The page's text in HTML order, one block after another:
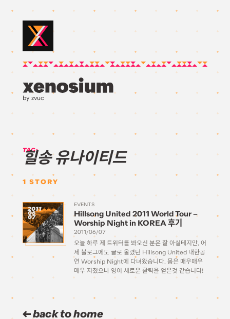
by zvuc
TAG:
힐송 유나이티드
1 STORY
2011
06
07
EVENTS
Hillsong United 2011 World Tour –
Worship Night in KOREA 후기
2011/06/07
오늘 하루 제 트위터를 봐오신 분은 잘 아실테지만, 어
제 블로그에도 글로 올렸던 Hillsong United 내한공
연 Worship Night에 다녀왔습니다. 몸은 매우매우
매우 지쳤으나 영이 새로운 활력을 얻은것 같습니다!
Hillsong United에 대한 개인적인 생각.. 그리고 이
[…]
back to home